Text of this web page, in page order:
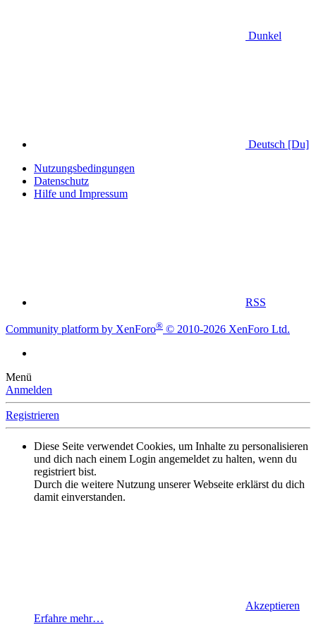
Dunkel
Deutsch [Du]
Nutzungsbedingungen
Datenschutz
Hilfe und Impressum
RSS
Community platform by XenForo® © 2010-2026 XenForo Ltd.
Menü
Anmelden
Registrieren
Diese Seite verwendet Cookies, um Inhalte zu personalisieren
und dich nach einem Login angemeldet zu halten, wenn du
registriert bist.
Durch die weitere Nutzung unserer Webseite erklärst du dich
damit einverstanden.
Akzeptieren
Erfahre mehr…